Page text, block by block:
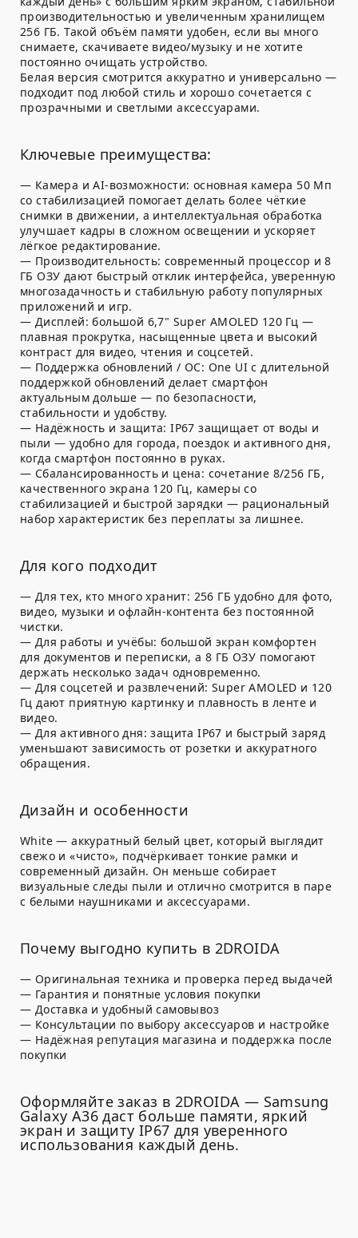
производительностью и увеличенным хранилищем
256 ГБ. Такой объём памяти удобен, если вы много
снимаете, скачиваете видео/музыку и не хотите
постоянно очищать устройство.
Белая версия смотрится аккуратно и универсально —
подходит под любой стиль и хорошо сочетается с
прозрачными и светлыми аксессуарами.
Ключевые преимущества:
— Камера и AI-возможности: основная камера 50 Мп
со стабилизацией помогает делать более чёткие
снимки в движении, а интеллектуальная обработка
улучшает кадры в сложном освещении и ускоряет
лёгкое редактирование.
— Производительность: современный процессор и 8
ГБ ОЗУ дают быстрый отклик интерфейса, уверенную
многозадачность и стабильную работу популярных
приложений и игр.
— Дисплей: большой 6,7" Super AMOLED 120 Гц —
плавная прокрутка, насыщенные цвета и высокий
контраст для видео, чтения и соцсетей.
— Поддержка обновлений / ОС: One UI с длительной
поддержкой обновлений делает смартфон
актуальным дольше — по безопасности,
стабильности и удобству.
— Надёжность и защита: IP67 защищает от воды и
пыли — удобно для города, поездок и активного дня,
когда смартфон постоянно в руках.
— Сбалансированность и цена: сочетание 8/256 ГБ,
качественного экрана 120 Гц, камеры со
стабилизацией и быстрой зарядки — рациональный
набор характеристик без переплаты за лишнее.
Для кого подходит
— Для тех, кто много хранит: 256 ГБ удобно для фото,
видео, музыки и офлайн-контента без постоянной
чистки.
— Для работы и учёбы: большой экран комфортен
для документов и переписки, а 8 ГБ ОЗУ помогают
держать несколько задач одновременно.
— Для соцсетей и развлечений: Super AMOLED и 120
Гц дают приятную картинку и плавность в ленте и
видео.
— Для активного дня: защита IP67 и быстрый заряд
уменьшают зависимость от розетки и аккуратного
обращения.
Дизайн и особенности
White — аккуратный белый цвет, который выглядит
свежо и «чисто», подчёркивает тонкие рамки и
современный дизайн. Он меньше собирает
визуальные следы пыли и отлично смотрится в паре
с белыми наушниками и аксессуарами.
Почему выгодно купить в 2DROIDA
— Оригинальная техника и проверка перед выдачей
— Гарантия и понятные условия покупки
— Доставка и удобный самовывоз
— Консультации по выбору аксессуаров и настройке
— Надёжная репутация магазина и поддержка после
покупки
Оформляйте заказ в 2DROIDA — Samsung
Galaxy A36 даст больше памяти, яркий
экран и защиту IP67 для уверенного
использования каждый день.